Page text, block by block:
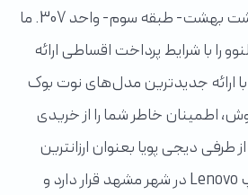
احمد آباد3- مجتمع هشت بهشت- طبقه سوم- واحد 307. ما
را با شرایط پرداخت اقساطی ارائه
ارائه جدیدترین مدل‌های نوت بوک
اطمینان خاطر شما را از خریدی
دیجی پویا بعنوان ارزانترین
نمایندگی فروش لپ تاپ Lenovo در شهر مشهد قرار دارد و